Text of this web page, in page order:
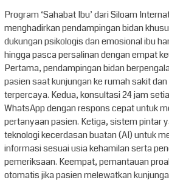
Program ‘Sahabat Ibu’ dari Siloam
menghadirkan pendampingan bidan
dukungan psikologis dan emosional ibu
hingga pasca persalinan dengan empat
Pertama, pendampingan bidan
pasien saat kunjungan ke rumah sakit
terpercaya. Kedua, konsultasi 24 jam
WhatsApp dengan respons cepat untuk
pertanyaan pasien. Ketiga, sistem pintar
teknologi kecerdasan buatan (AI) untuk
informasi sesuai usia kehamilan serta
pemeriksaan. Keempat, pemantauan
otomatis jika pasien melewatkan